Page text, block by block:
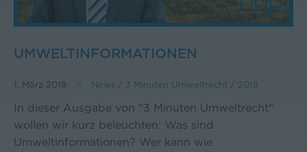
UMWELTINFORMATIONEN
1. März 2018 News / 3 Minuten Umweltrecht / 2018
In dieser Ausgabe von "3 Minuten Umweltrecht"
wollen wir kurz beleuchten: Was sind
Umweltinformationen? Wer kann wie